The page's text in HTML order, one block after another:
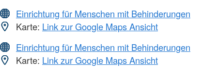
Einrichtung für Menschen mit Behinderungen
Karte: Link zur Google Maps Ansicht
Einrichtung für Menschen mit Behinderungen
Karte: Link zur Google Maps Ansicht